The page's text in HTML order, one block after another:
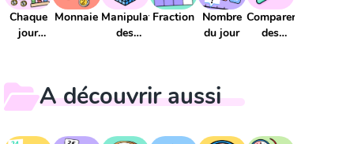
Chaque
jour
Monnaie Manipulation
des
Fraction Nombre
du jour
Comparer
des
A découvrir aussi